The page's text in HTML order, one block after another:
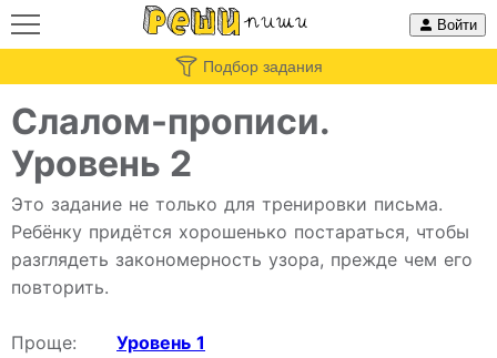
Войти
Подбор задания
Слалом-прописи.
Уровень 2
Это задание не только для тренировки письма.
Ребёнку придётся хорошенько постараться, чтобы
разглядеть закономерность узора, прежде чем его
повторить.
Проще: Уровень 1